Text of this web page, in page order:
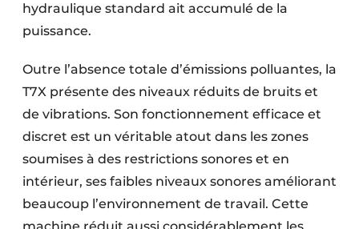
hydraulique standard ait accumulé de la
puissance.
Outre l’absence totale d’émissions polluantes, la
T7X présente des niveaux réduits de bruits et
de vibrations. Son fonctionnement efficace et
discret est un véritable atout dans les zones
soumises à des restrictions sonores et en
intérieur, ses faibles niveaux sonores améliorant
beaucoup l’environnement de travail. Cette